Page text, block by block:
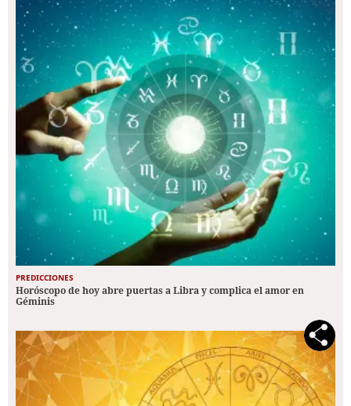
PREDICCIONES
Horóscopo de hoy abre puertas a Libra y complica el amor en
Géminis